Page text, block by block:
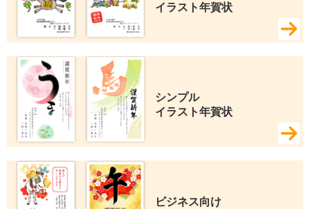
イラスト年賀状
シンプル
イラスト年賀状
ビジネス向け